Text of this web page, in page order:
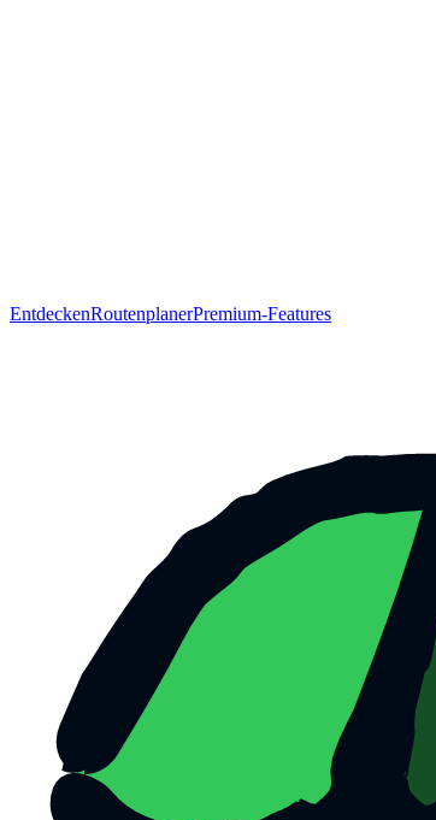
EntdeckenRoutenplanerPremium-Features